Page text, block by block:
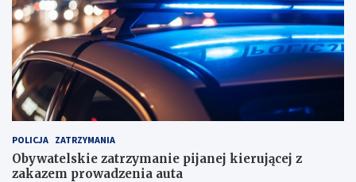
POLICJA ZATRZYMANIA
Obywatelskie zatrzymanie pijanej kierującej z
zakazem prowadzenia auta